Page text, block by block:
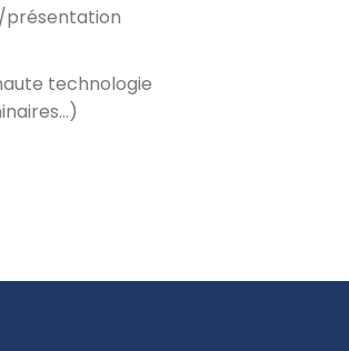
présentation
technologie